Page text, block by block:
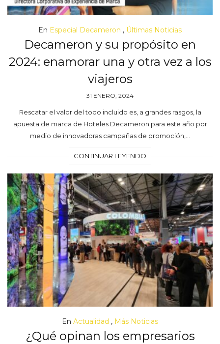
En Especial Decameron , Últimas Noticias
Decameron y su propósito en
2024: enamorar una y otra vez a los
viajeros
31 ENERO, 2024
Rescatar el valor del todo incluido es, a grandes rasgos, la
apuesta de marca de Hoteles Decameron para este año por
medio de innovadoras campañas de promoción,…
CONTINUAR LEYENDO
En Actualidad , Más Noticias
¿Qué opinan los empresarios